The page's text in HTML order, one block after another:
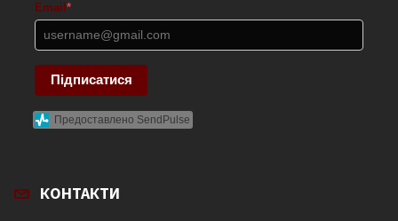
Email *
Підписатися
Предоставлено SendPulse
КОНТАКТИ